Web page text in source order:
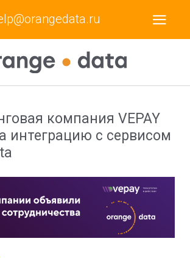
компания VEPAY
интеграцию с сервисом